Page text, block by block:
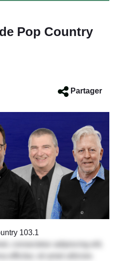
Pop Country
Partager
103.1
consectetur adipiscing elit.
efficitur, sit amet ultricies